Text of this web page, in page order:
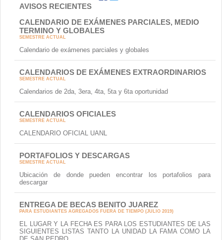
AVISOS RECIENTES
CALENDARIO DE EXÁMENES PARCIALES, MEDIO
TERMINO Y GLOBALES
SEMESTRE ACTUAL
Calendario de exámenes parciales y globales
CALENDARIOS DE EXÁMENES EXTRAORDINARIOS
SEMESTRE ACTUAL
Calendarios de 2da, 3era, 4ta, 5ta y 6ta oportunidad
CALENDARIOS OFICIALES
SEMESTRE ACTUAL
CALENDARIO OFICIAL UANL
PORTAFOLIOS Y DESCARGAS
SEMESTRE ACTUAL
Ubicación de donde pueden encontrar los portafolios para
descargar
ENTREGA DE BECAS BENITO JUAREZ
PARA ESTUDIANTES AGREGADOS FUERA DE TIEMPO (JULIO 2019)
EL LUGAR Y LA FECHA ES PARA LOS ESTUDIANTES DE LAS
SIGUIENTES LISTAS TANTO LA UNIDAD LA FAMA COMO LA